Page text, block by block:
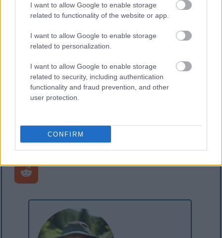
I want to allow Google to enable storage
related to functionality of the website or app.
I want to allow Google to enable storage
related to personalization.
I want to allow Google to enable storage
related to security, including authentication
functionality and fraud prevention, and other
user protection.
CONFIRM
Натисніть або торкніться зображення, щоб
отримати більше інформації та вищу роздільну
Гадаю, це може здатися дивним, що датчанин
воліє запускати все англійською мовою, але
оскільки мені на роботі потрібно
використовувати англомовне програмне
забезпечення, і зазвичай легше шукати
англійські терміни в Інтернеті, то мені легше